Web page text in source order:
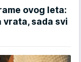
ovog leta:
vrata, sada svi